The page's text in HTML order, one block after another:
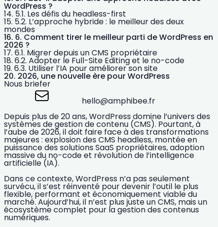
WordPress ?
5.1. Les défis du headless-first
5.2. L’approche hybride : le meilleur des deux
mondes
6. Comment tirer le meilleur parti de WordPress en
2026 ?
6.1. Migrer depuis un CMS propriétaire
6.2. Adopter le Full-Site Editing et le no-code
6.3. Utiliser l’IA pour améliorer son site
2026, une nouvelle ère pour WordPress
Nous briefer
hello@amphibee.fr
Depuis plus de 20 ans, WordPress domine l’univers des
systèmes de gestion de contenu (CMS). Pourtant, à
l’aube de 2026, il doit faire face à des transformations
majeures : explosion des CMS headless, montée en
puissance des solutions SaaS propriétaires, adoption
massive du no-code et révolution de l’intelligence
artificielle (IA).
Dans ce contexte, WordPress n’a pas seulement
survécu, il s’est réinventé pour devenir l’outil le plus
flexible, performant et économiquement viabledu
marché. Aujourd’hui, il n’est plus juste un CMS, mais un
écosystème complet pour la gestion des contenus
numériques.